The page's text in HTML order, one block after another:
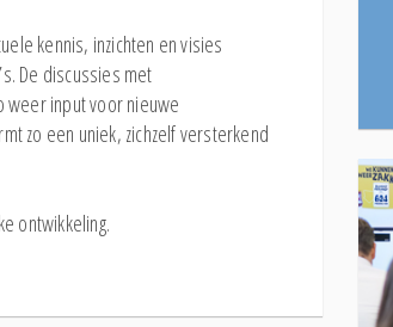
kennis, inzichten en visies
De discussies met
weer input voor nieuwe
zo een uniek, zichzelf versterkend
ontwikkeling.